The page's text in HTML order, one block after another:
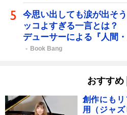
今思い出しても涙が出そ
ッコよすぎる一言とは？
デューサーによる『人間
Book Bang
おすすめ
創作にも
用（ジャ